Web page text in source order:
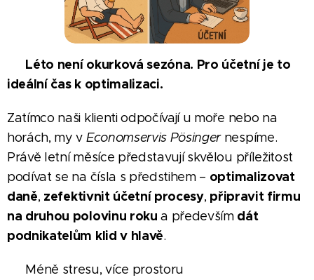
Léto není okurková sezóna. Pro účetní je to
ideální čas k optimalizaci.
Zatímco naši klienti odpočívají u moře nebo na
horách, my v Economservis Pösingernespíme.
Právě letní měsíce představují skvělou příležitost
podívat se na čísla s předstihem – optimalizovat
daně, zefektivnit účetní procesy, připravit firmu
na druhou polovinu roku a především dát
podnikatelům klid v hlavě.
✅ Méně stresu, více prostoru